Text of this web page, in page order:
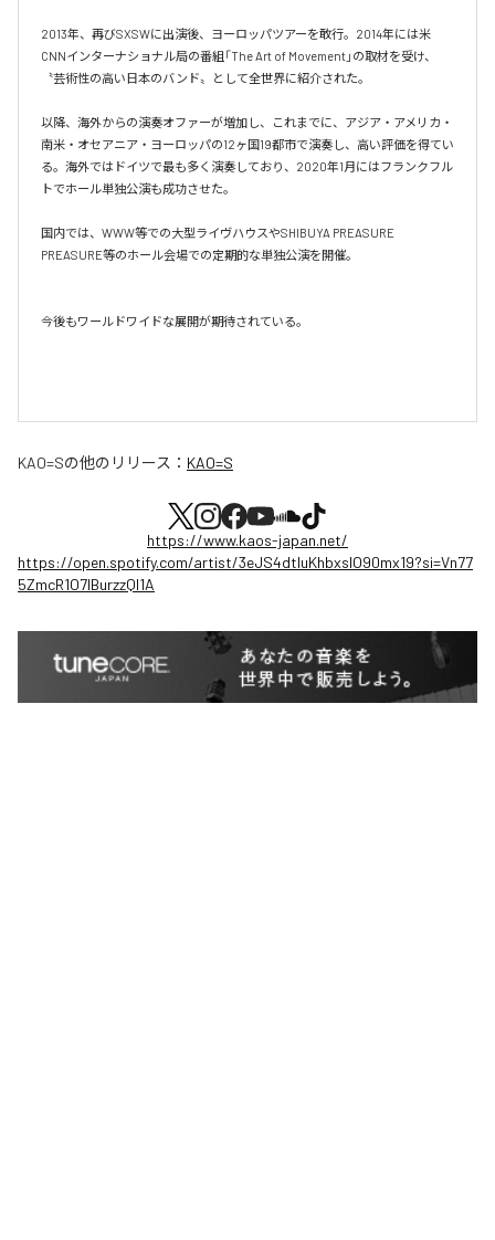
2013年、再びSXSWに出演後、ヨーロッパツアーを敢行。2014年には米
CNNインターナショナル局の番組「The Art of Movement」の取材を受け、
〝芸術性の高い日本のバンド〟として全世界に紹介された。
以降、海外からの演奏オファーが増加し、これまでに、アジア・アメリカ・
南米・オセアニア・ヨーロッパの12ヶ国19都市で演奏し、高い評価を得てい
る。海外ではドイツで最も多く演奏しており、2020年1月にはフランクフル
トでホール単独公演も成功させた。
​国内では、WWW等での大型ライヴハウスやSHIBUYA PREASURE
PREASURE等のホール会場での定期的な単独公演を開催。
今後もワールドワイドな展開が期待されている。
KAO=Sの他のリリース： KAO=S
https://www.kaos-japan.net/
https://open.spotify.com/artist/3eJS4dtIuKhbxslO90mx19?si=Vn77
5ZmcR1O7IBurzzQl1A